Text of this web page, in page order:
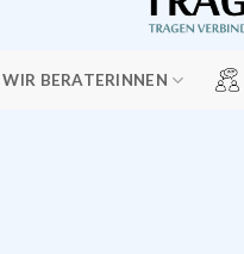
WIR BERATERINNEN